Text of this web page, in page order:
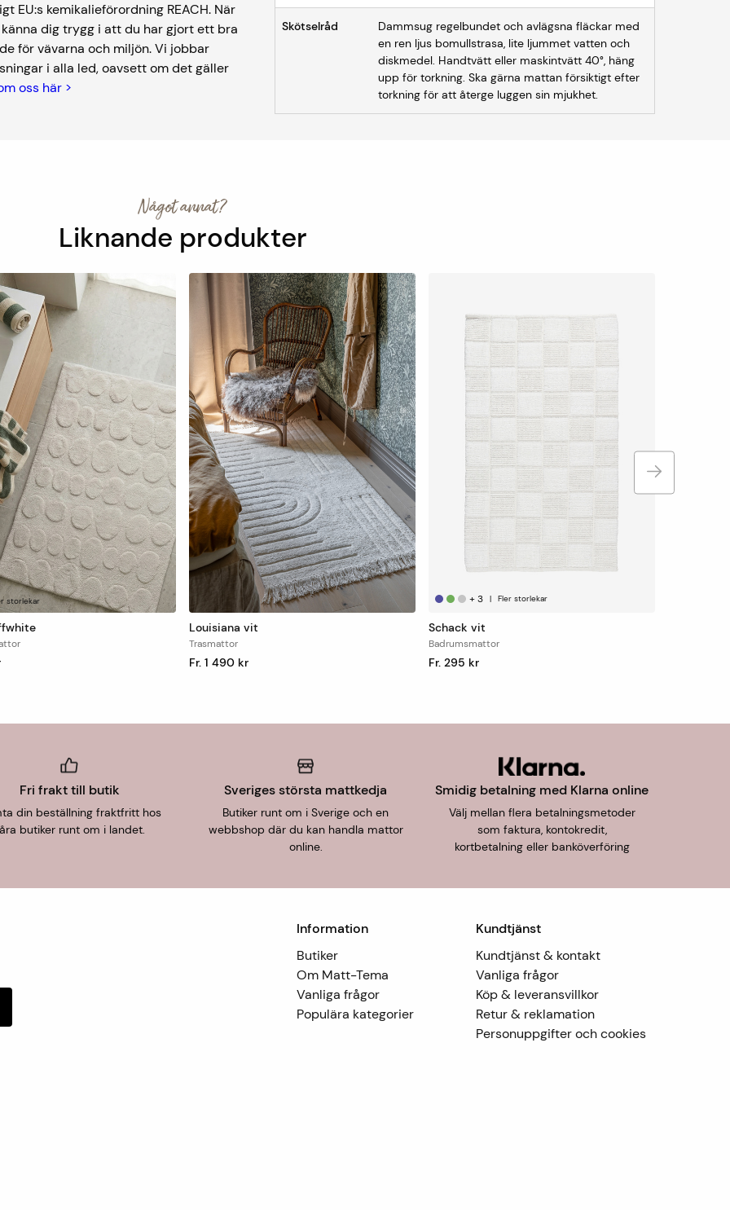
EU:s kemikalieförordning REACH. När
dig trygg i att du har gjort ett bra
för vävarna och miljön. Vi jobbar
i alla led, oavsett om det gäller
oss här >
Skötselråd
Dammsug regelbundet och avlägsna fläckar med
en ren ljus bomullstrasa, lite ljummet vatten och
diskmedel. Handtvätt eller maskintvätt 40°, häng
upp för torkning. Ska gärna mattan försiktigt efter
torkning för att återge luggen sin mjukhet.
Något annat?
Liknande produkter
storlekar
Louisiana vit
Trasmattor
Fr. 1 490 kr
+3 | Fler storlekar
Schack vit
Badrumsmattor
Fr. 295 kr
Fri frakt till butik
din beställning fraktfritt hos
butiker runt om i landet.
Sveriges största mattkedja
Butiker runt om i Sverige och en
webbshop där du kan handla mattor
online.
Smidig betalning med Klarna online
Välj mellan flera betalningsmetoder
som faktura, kontokredit,
kortbetalning eller banköverföring
Information
Butiker
Om Matt-Tema
Vanliga frågor
Populära kategorier
Kundtjänst
Kundtjänst & kontakt
Vanliga frågor
Köp & leveransvillkor
Retur & reklamation
Personuppgifter och cookies